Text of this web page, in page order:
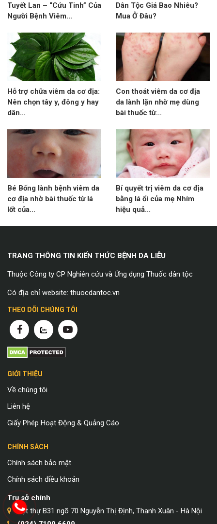
Tuyết Lan – “Cứu Tinh” Của
Người Bệnh Viêm...
Dân Tộc Giá Bao Nhiêu?
Mua Ở Đâu?
Hỗ trợ chữa viêm da cơ địa:
Nên chọn tây y, đông y hay
dân...
Con thoát viêm da cơ địa
da lành lặn nhờ mẹ dùng
bài thuốc từ...
Bé Bống lành bệnh viêm da
cơ địa nhờ bài thuốc từ lá
lốt của...
Bí quyết trị viêm da cơ địa
bằng lá ổi của mẹ Nhím
hiệu quả...
TRANG THÔNG TIN KIẾN THỨC BỆNH DA LIỄU
Thuộc Công ty CP Nghiên cứu và Ứng dụng Thuốc dân tộc
Có địa chỉ website: thuocdantoc.vn
THEO DÕI CHÚNG TÔI
GIỚI THIỆU
Về chúng tôi
Liên hệ
Giấy Phép Hoạt Động & Quảng Cáo
CHÍNH SÁCH
Chính sách bảo mật
Chính sách điều khoản
Trụ sở chính
Biệt thự B31 ngõ 70 Nguyễn Thị Định, Thanh Xuân - Hà Nội